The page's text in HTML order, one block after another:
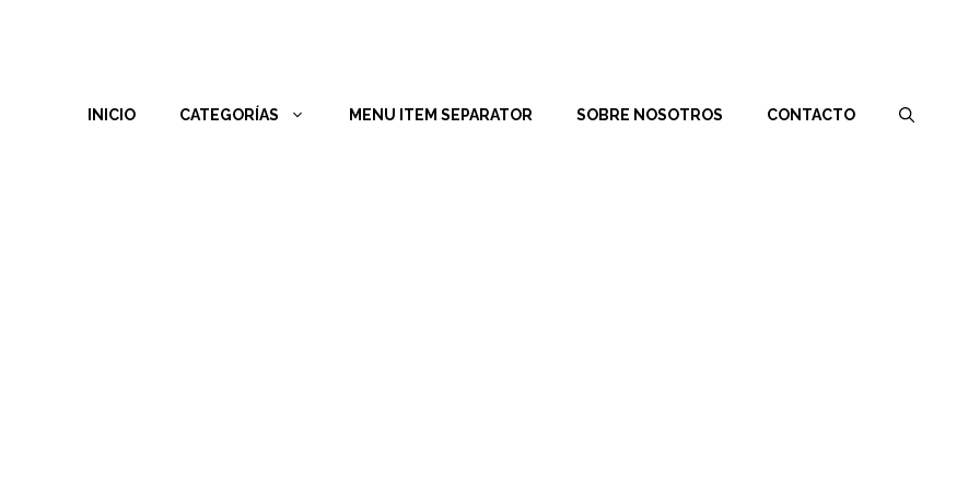
INICIO CATEGORÍAS MENU ITEM SEPARATOR SOBRE NOSOTROS CONTACTO